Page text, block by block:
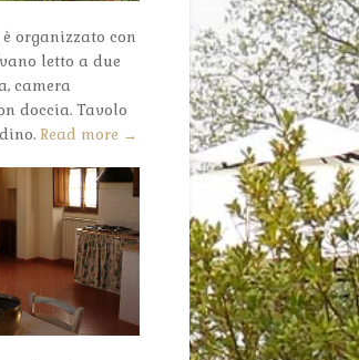
organizzato con
letto a due
camera
doccia. Tavolo
Read more →